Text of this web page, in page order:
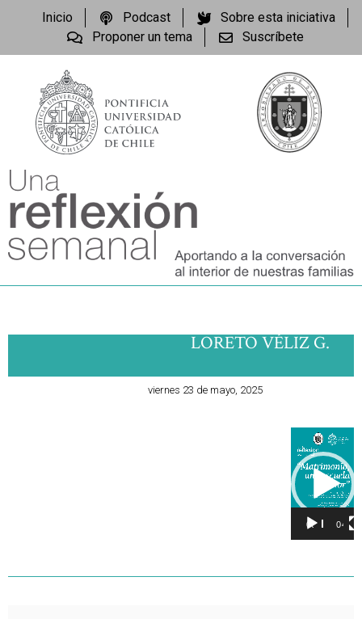
Inicio Podcast
Sobre esta iniciativa
Proponer un tema
Suscríbete
LORETO VÉLIZ G.
viernes 23 de mayo, 2025
de
vídeo
00:00 04:16